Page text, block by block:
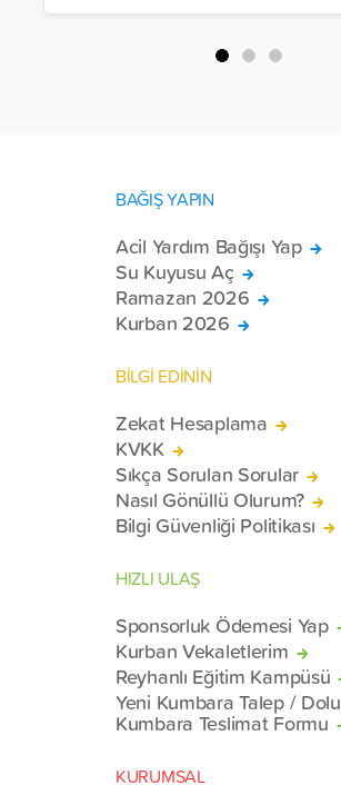
BAĞIŞ YAPIN
Acil Yardım Bağışı Yap
Su Kuyusu Aç
Ramazan 2026
Kurban 2026
BİLGİ EDİNİN
Zekat Hesaplama
KVKK
Sıkça Sorulan Sorular
Nasıl Gönüllü Olurum?
Bilgi Güvenliği Politikası
HIZLI ULAŞ
Sponsorluk Ödemesi Yap
Kurban Vekaletlerim
Reyhanlı Eğitim Kampüsü
Yeni Kumbara Talep / Dolu
Kumbara Teslimat Formu
KURUMSAL